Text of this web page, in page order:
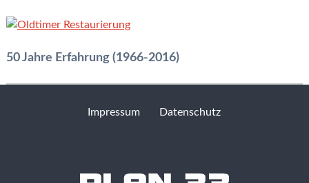
50 Jahre Erfahrung (1966-2016)
Impressum Datenschutz